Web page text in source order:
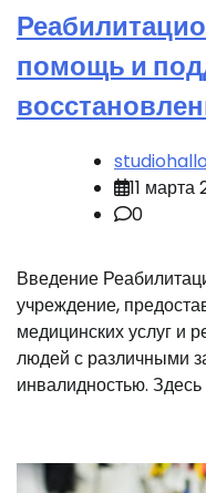
помощь и
11 марта
0
Введение
учреждение,
медицинских услуг и
людей с различными
инвалидностью.